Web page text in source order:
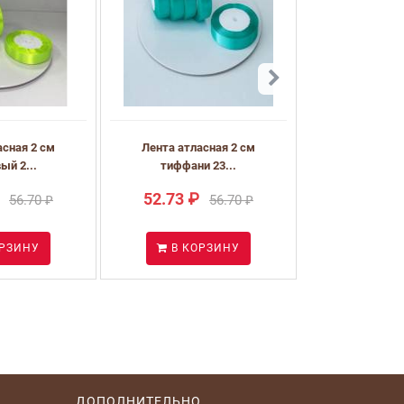
2 см
2...
56.70 ₽
Лента атласная 2 см
тиффани 23...
52.73 ₽ 56.70 ₽
В КОРЗИНУ